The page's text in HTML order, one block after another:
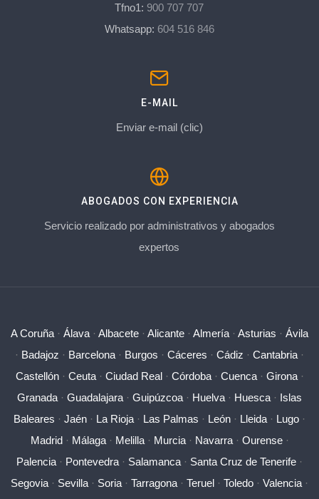
Tfno1: 900 707 707
Whatsapp: 604 516 846
E-MAIL
Enviar e-mail (clic)
ABOGADOS CON EXPERIENCIA
Servicio realizado por administrativos y abogados
expertos
A Coruña · Álava · Albacete · Alicante · Almería · Asturias · Ávila
· Badajoz · Barcelona · Burgos · Cáceres · Cádiz · Cantabria ·
Castellón· Ceuta· Ciudad Real· Córdoba· Cuenca· Girona·
Granada · Guadalajara · Guipúzcoa · Huelva · Huesca · Islas
Baleares · Jaén · La Rioja · Las Palmas · León · Lleida · Lugo ·
Madrid· Málaga· Melilla· Murcia· Navarra· Ourense·
Palencia · Pontevedra · Salamanca · Santa Cruz de Tenerife ·
Segovia · Sevilla · Soria · Tarragona · Teruel · Toledo · Valencia ·